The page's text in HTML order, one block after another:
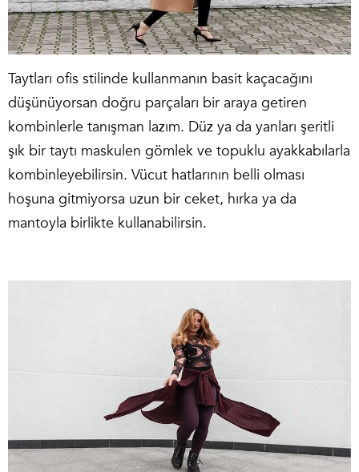
Taytları ofis stilinde kullanmanın basit kaçacağını
düşünüyorsan doğru parçaları bir araya getiren
kombinlerle tanışman lazım. Düz ya da yanları şeritli
şık bir taytı maskulen gömlek ve topuklu ayakkabılarla
kombinleyebilirsin. Vücut hatlarının belli olması
hoşuna gitmiyorsa uzun bir ceket, hırka ya da
mantoyla birlikte kullanabilirsin.